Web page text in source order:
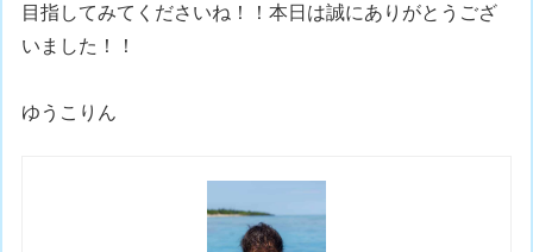
目指してみてくださいね！！本日は誠にありがとうござ
いました！！
ゆうこりん